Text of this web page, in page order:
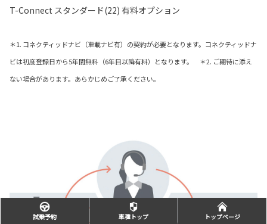
T-Connect スタンダード(22) 有料オプション
＊1. コネクティッドナビ（車載ナビ有）の契約が必要となります。コネクティッドナ
ビは初度登録日から5年間無料（6年目以降有料）となります。 ＊2. ご期待に添え
ない場合があります。あらかじめご了承ください。
試乗予約 車種トップ トップページ